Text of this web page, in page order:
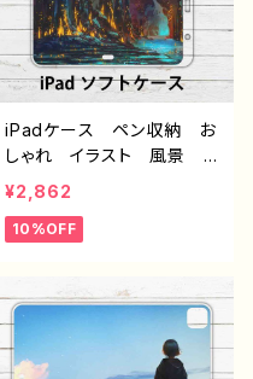
iPadケース ペン収納 お
しゃれ イラスト 風景
綺麗 景色 美しい エモ
い かっこいい ノスタルジ
ック アイパッドカバー 個
ー 絵師 オリジナル デ
ザイン グッズ タイトル：
海底洞窟都市 作：J.タネ
¥2,862
10%OFF